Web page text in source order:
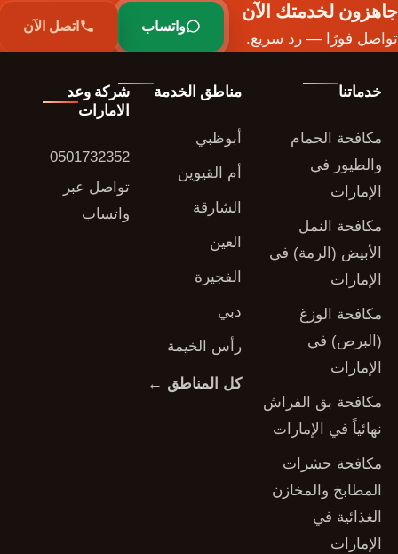
جاهزون لخدمتك الآن
تواصل فورًا — رد سريع.
واتساب اتصل الآن
خدماتنا
مكافحة الحمام
والطيور في
الإمارات
مكافحة النمل
الأبيض (الرمة) في
الإمارات
مكافحة الوزغ
(البرص) في
الإمارات
مكافحة بق الفراش
نهائياً في الإمارات
مكافحة حشرات
المطابخ والمخازن
الغذائية في
الإمارات
مناطق الخدمة
أبوظبي
أم القيوين
الشارقة
العين
الفجيرة
دبي
رأس الخيمة
كل المناطق ←
شركة وعد
الامارات
0501732352
تواصل عبر
واتساب